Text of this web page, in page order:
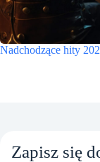
Nadchodzące hity
Zapisz się